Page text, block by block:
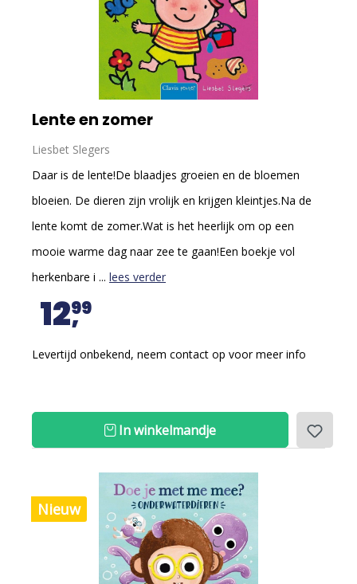
Lente en zomer
Liesbet Slegers
Daar is de lente!De blaadjes groeien en de bloemen
bloeien. De dieren zijn vrolijk en krijgen kleintjes.Na de
lente komt de zomer.Wat is het heerlijk om op een
mooie warme dag naar zee te gaan!Een boekje vol
herkenbare i ... lees verder
1299
Levertijd onbekend, neem contact op voor meer info
In winkelmandje
Nieuw